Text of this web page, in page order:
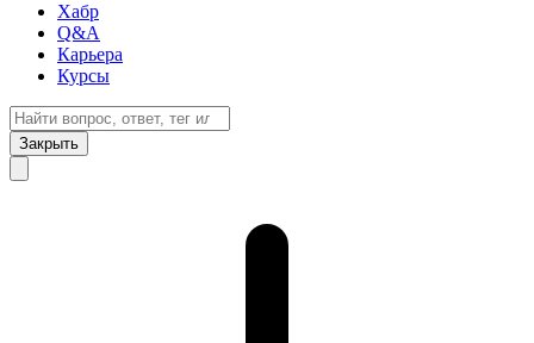
Хабр
Q&A
Карьера
Курсы
Закрыть